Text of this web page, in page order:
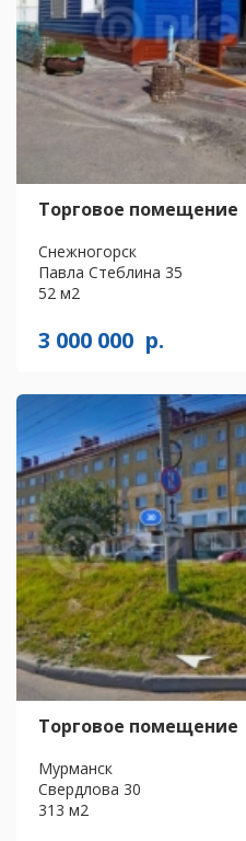
Торговое помещение
Снежногорск
Павла Стеблина 35
52 м2
3 000 000 р.
Торговое помещение
Мурманск
Свердлова 30
313 м2